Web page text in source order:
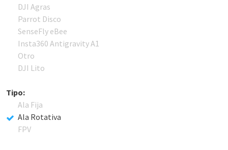
DJI Agras
Parrot Disco
SenseFly eBee
Insta360 Antigravity A1
Otro
DJI Lito
Tipo:
Ala Fija
Ala Rotativa
FPV